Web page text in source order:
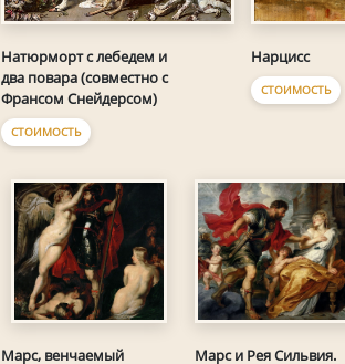
Натюрморт с лебедем и
два повара (совместно с
Франсом Снейдерсом)
СТОИМОСТЬ
Нарцисс
СТОИМОСТЬ
Марс, венчаемый
Марс и Рея Сильвия.